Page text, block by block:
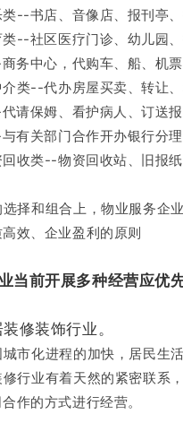
书店、音像店、报刊亭、
社区医疗门诊、幼儿园、
中心，代购车、船、机票
--代办房屋买卖、转让、
保姆、看护病人、订送报
关部门合作开办银行分理
类--物资回收站、旧报纸
和组合上，物业服务企业
效、企业盈利的原则
当前开展多种经营应优
修装饰行业。
化进程的加快，居民生活
行业有着天然的紧密联系
作的方式进行经营。